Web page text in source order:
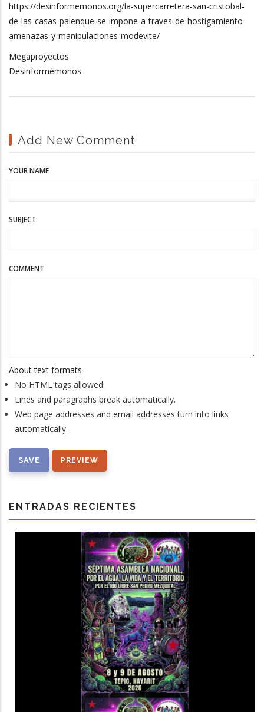
https://desinformemonos.org/la-supercarretera-san-cristobal-
de-las-casas-palenque-se-impone-a-traves-de-hostigamiento-
amenazas-y-manipulaciones-modevite/
Megaproyectos
Desinformémonos
Add New Comment
YOUR NAME
SUBJECT
COMMENT
About text formats
No HTML tags allowed.
Lines and paragraphs break automatically.
Web page addresses and email addresses turn into links
automatically.
ENTRADAS RECIENTES